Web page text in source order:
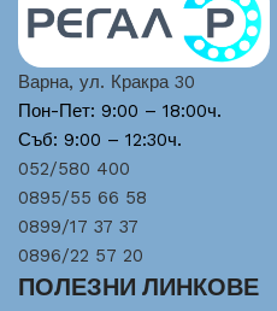
Варна, ул. Кракра 30
Пон-Пет: 9:00 – 18:00ч.
Съб: 9:00 – 12:30ч.
052/580 400
0895/55 66 58
0899/17 37 37
0896/22 57 20
ПОЛЕЗНИ ЛИНКОВЕ